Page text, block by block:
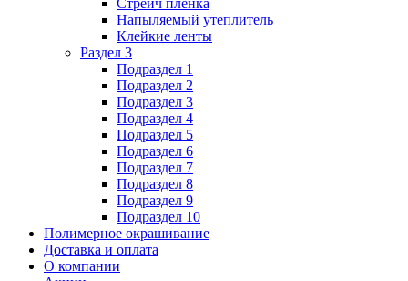
Стрейч пленка
Напыляемый утеплитель
Клейкие ленты
Раздел 3
Подраздел 1
Подраздел 2
Подраздел 3
Подраздел 4
Подраздел 5
Подраздел 6
Подраздел 7
Подраздел 8
Подраздел 9
Подраздел 10
Полимерное окрашивание
Доставка и оплата
О компании